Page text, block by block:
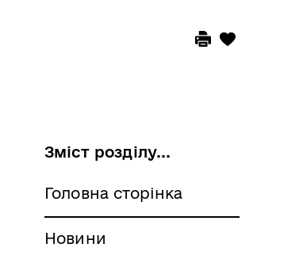
Зміст розділу...
Головна сторінка
Новини